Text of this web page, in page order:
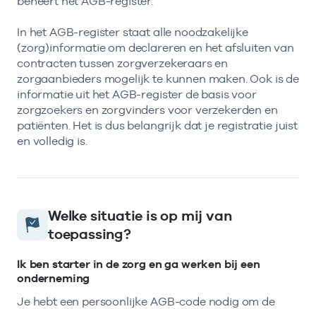
In het AGB-register staat alle noodzakelijke
(zorg)informatie om declareren en het afsluiten van
contracten tussen zorgverzekeraars en
zorgaanbieders mogelijk te kunnen maken. Ook is de
informatie uit het AGB-register de basis voor
zorgzoekers en zorgvinders voor verzekerden en
patiënten. Het is dus belangrijk dat je registratie juist
en volledig is.
Welke situatie is op mij van
toepassing?
Ik ben starter in de zorg en ga werken bij een
onderneming
Je hebt een persoonlijke AGB-code nodig om de